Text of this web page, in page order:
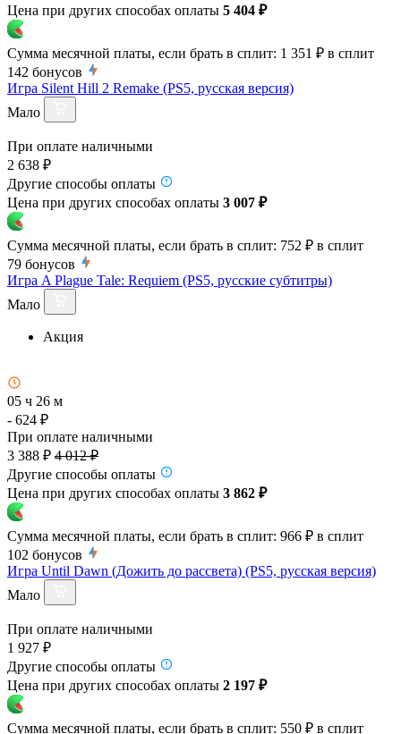
Цена при других способах оплаты 5 404 ₽
Сумма месячной платы, если брать в сплит: 1 351 ₽ в сплит
142 бонусов
Игра Silent Hill 2 Remake (PS5, русская версия)
Мало
При оплате наличными
2 638 ₽
Другие способы оплаты
Цена при других способах оплаты 3 007 ₽
Сумма месячной платы, если брать в сплит: 752 ₽ в сплит
79 бонусов
Игра A Plague Tale: Requiem (PS5, русские субтитры)
Мало
Акция
05 ч 26 м
- 624 ₽
При оплате наличными
3 388 ₽ 4 012 ₽
Другие способы оплаты
Цена при других способах оплаты 3 862 ₽
Сумма месячной платы, если брать в сплит: 966 ₽ в сплит
102 бонусов
Игра Until Dawn (Дожить до рассвета) (PS5, русская версия)
Мало
При оплате наличными
1 927 ₽
Другие способы оплаты
Цена при других способах оплаты 2 197 ₽
Сумма месячной платы, если брать в сплит: 550 ₽ в сплит